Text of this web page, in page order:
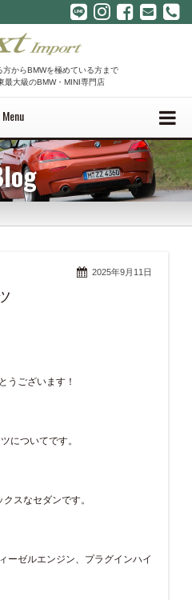
からBMWを極めている方まで
最大級のBMW・MINI専門店
Menu
2025年9月11日
うございます！
についてです。
スなセダンです。
ーゼルエンジン、プラグインハイ